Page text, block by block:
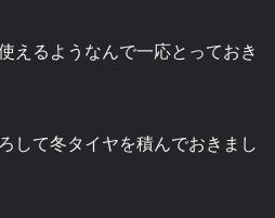
えるようなんで一応とっておき
して冬タイヤを積んでおきまし